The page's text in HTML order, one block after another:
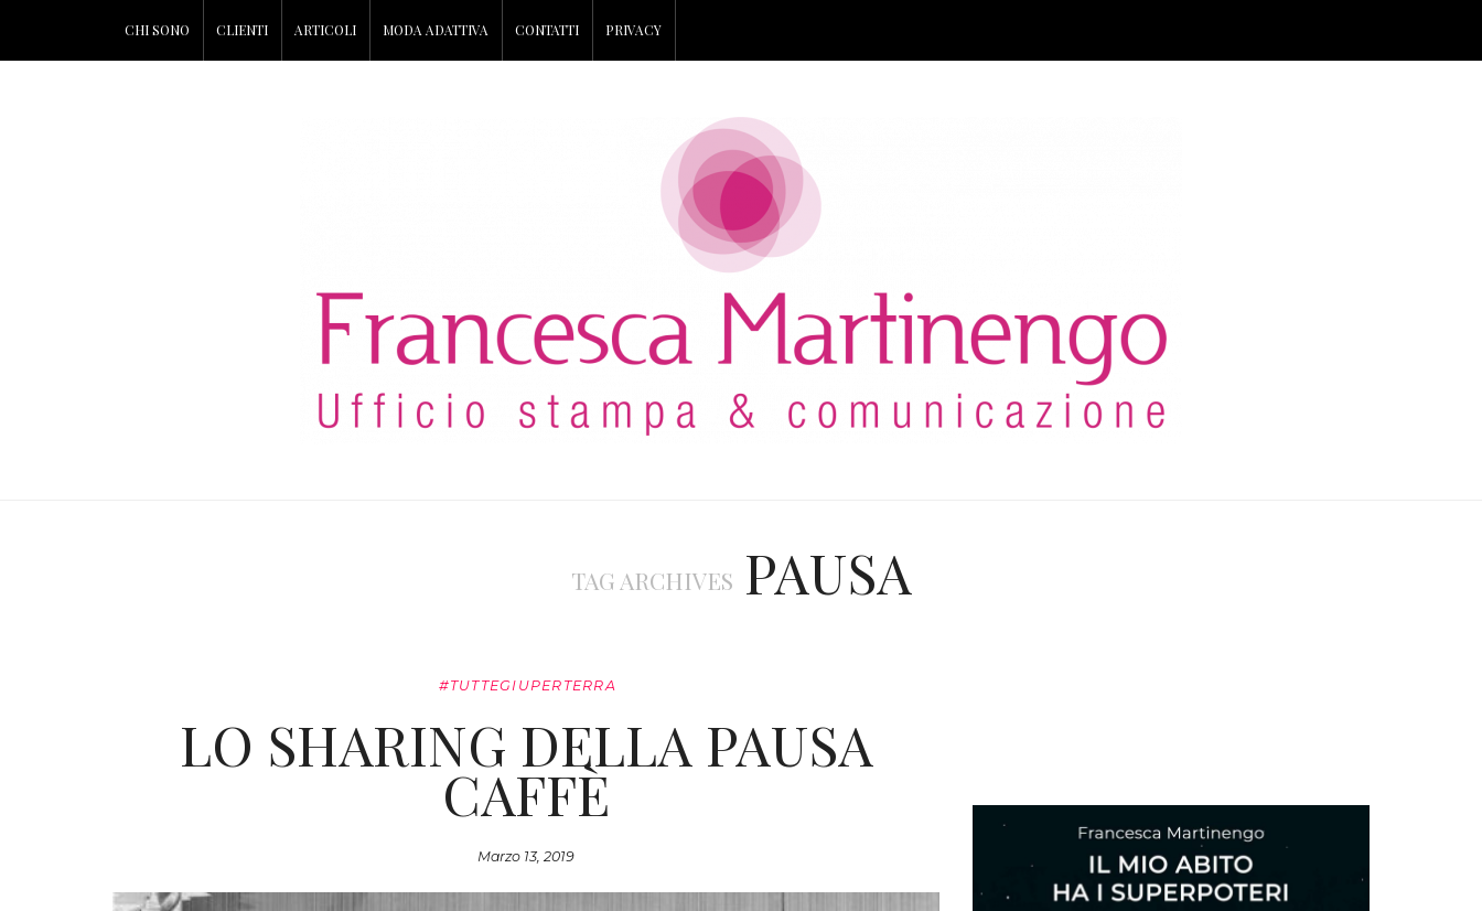
CHI SONO CLIENTI ARTICOLI MODA ADATTIVA CONTATTI PRIVACY
TAG ARCHIVES PAUSA
#TUTTEGIUPERTERRA
LO SHARING DELLA PAUSA
CAFFÈ
Marzo 13, 2019